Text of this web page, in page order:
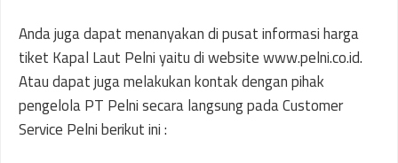
Anda juga dapat menanyakan di pusat informasi harga
tiket Kapal Laut Pelni yaitu di website www.pelni.co.id.
Atau dapat juga melakukan kontak dengan pihak
pengelola PT Pelni secara langsung pada Customer
Service Pelni berikut ini :